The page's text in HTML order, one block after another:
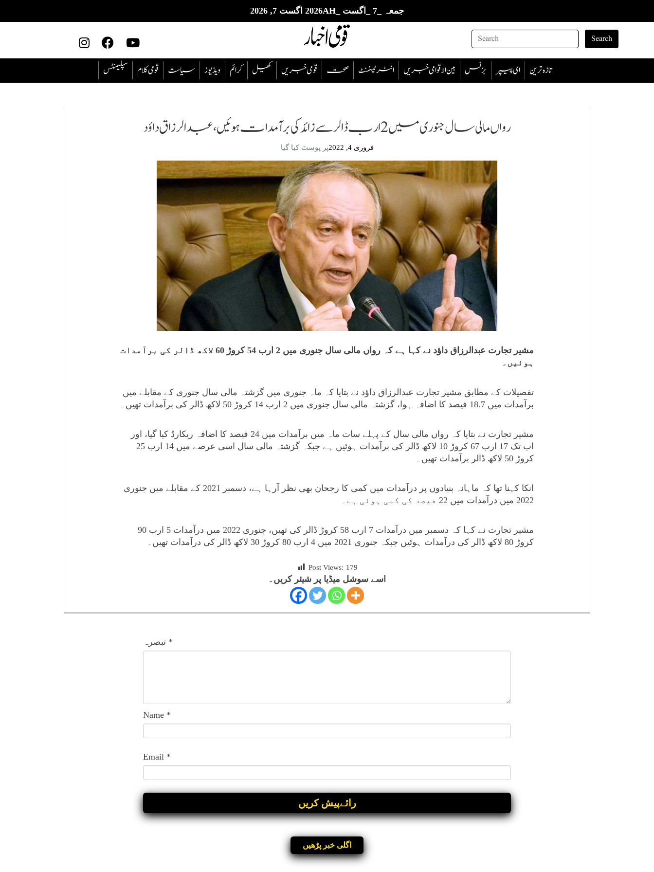
جمعہ _7 _اگست _2026AH اگست 7, 2026
Search
سپلیمنٹس قومی کلام سیاست ویڈیوز ‎کرائم کھیل قومی خبریں صحت انٹرٹینمنٹ بین الاقوامی خبریں بزنس ای پیپر تازہ ترین
رواں مالی سال جنوری میں 2 ارب ڈالرسے زائد کی برآمدات ہوئیں، عبدالرزاق داؤد
فروری 4, 2022 پر پوسٹ کیا گیا
مشیر تجارت عبدالرزاق داؤد نے کہا ہے کہ رواں مالی سال جنوری میں 2 ارب 54 کروڑ 60 لاکھ ڈالر کی برآمدات
ہوئیں۔
تفصیلات کے مطابق مشیر تجارت عبدالرزاق داؤد نے بتایا کہ ماہ جنوری میں گزشتہ مالی سال جنوری کے مقابلے میں
برآمدات میں 18.7 فیصد کا اضافہ ہوا، گزشتہ مالی سال جنوری میں 2 ارب 14 کروڑ 50 لاکھ ڈالر کی برآمدات تھیں۔
مشیر تجارت نے بتایا کہ رواں مالی سال کے پہلے سات ماہ میں برآمدات میں 24 فیصد کا اضافہ ریکارڈ کیا گیا، اور
اب تک 17 ارب 67 کروڑ 10 لاکھ ڈالر کی برآمدات ہوئیں ہے جبکہ گزشتہ مالی سال اسی عرصے میں 14 ارب 25
کروڑ 50 لاکھ ڈالر برآمدات تھیں۔
انکا کہنا تھا کہ ماہانہ بنیادوں پر درآمدات میں کمی کا رجحان بھی نظر آرہا ہے، دسمبر 2021 کے مقابلے میں جنوری
2022 میں درآمدات میں 22 فیصد کی کمی ہوئی ہے۔
مشیر تجارت نے کہا کہ دسمبر میں درآمدات 7 ارب 58 کروڑ ڈالر کی تھیں، جنوری 2022 میں درآمدات 5 ارب 90
کروڑ 80 لاکھ ڈالر کی درآمدات ہوئیں جبکہ جنوری 2021 میں 4 ارب 80 کروڑ 30 لاکھ ڈالر کی درآمدات تھیں۔
Post Views: 179
اسے سوشل میڈیا پر شیئر کریں۔
تبصرہ *
Name *
Email *
اگلی خبر پڑھیں